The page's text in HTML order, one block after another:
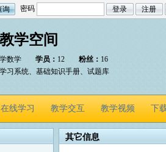
密码
学空间
数学 学员： 12 粉丝： 16
习系统、基础知识手册、试题库
在线学习 教学交互 教学视频 下
其它信息